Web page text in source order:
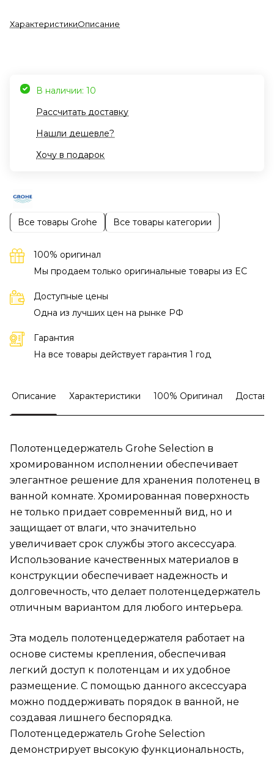
ХарактеристикиОписание
В наличии: 10
Рассчитать доставку
Нашли дешевле?
Хочу в подарок
Все товары Grohe Все товары категории
100% оригинал
Мы продаем только оригинальные товары из EC
Доступные цены
Одна из лучших цен на рынке РФ
Гарантия
На все товары действует гарантия 1 год
Описание Характеристики 100% Оригинал
Полотенцедержатель Grohe Selection в
хромированном исполнении обеспечивает
элегантное решение для хранения полотенец в
ванной комнате. Хромированная поверхность
не только придает современный вид, но и
защищает от влаги, что значительно
увеличивает срок службы этого аксессуара.
Использование качественных материалов в
конструкции обеспечивает надежность и
долговечность, что делает полотенцедержатель
отличным вариантом для любого интерьера.
Эта модель полотенцедержателя работает на
основе системы крепления, обеспечивая
легкий доступ к полотенцам и их удобное
размещение. С помощью данного аксессуара
можно поддерживать порядок в ванной, не
создавая лишнего беспорядка.
Полотенцедержатель Grohe Selection
демонстрирует высокую функциональность,